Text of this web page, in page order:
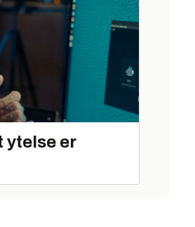
ytelse er